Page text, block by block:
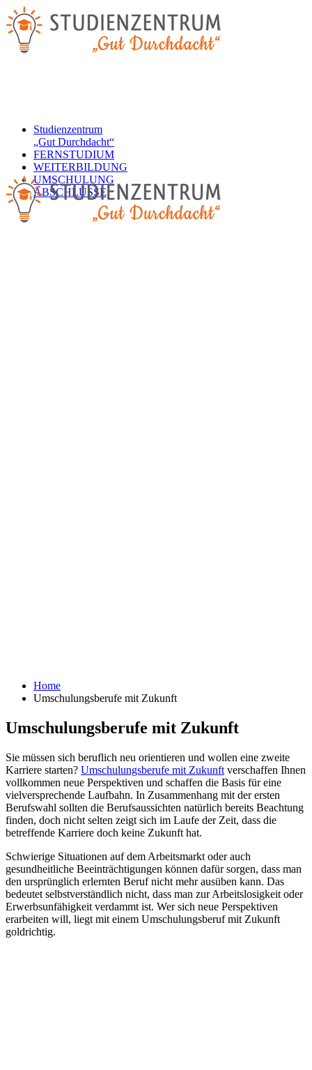
Studienzentrum
„Gut Durchdacht“
FERNSTUDIUM
WEITERBILDUNG
UMSCHULUNG
ABSCHLÜSSE
Home
Umschulungsberufe mit Zukunft
Umschulungsberufe mit Zukunft
Sie müssen sich beruflich neu orientieren und wollen eine zweite
Karriere starten? Umschulungsberufe mit Zukunft verschaffen Ihnen
vollkommen neue Perspektiven und schaffen die Basis für eine
vielversprechende Laufbahn. In Zusammenhang mit der ersten
Berufswahl sollten die Berufsaussichten natürlich bereits Beachtung
finden, doch nicht selten zeigt sich im Laufe der Zeit, dass die
betreffende Karriere doch keine Zukunft hat.
Schwierige Situationen auf dem Arbeitsmarkt oder auch
gesundheitliche Beeinträchtigungen können dafür sorgen, dass man
den ursprünglich erlernten Beruf nicht mehr ausüben kann. Das
bedeutet selbstverständlich nicht, dass man zur Arbeitslosigkeit oder
Erwerbsunfähigkeit verdammt ist. Wer sich neue Perspektiven
erarbeiten will, liegt mit einem Umschulungsberuf mit Zukunft
goldrichtig.